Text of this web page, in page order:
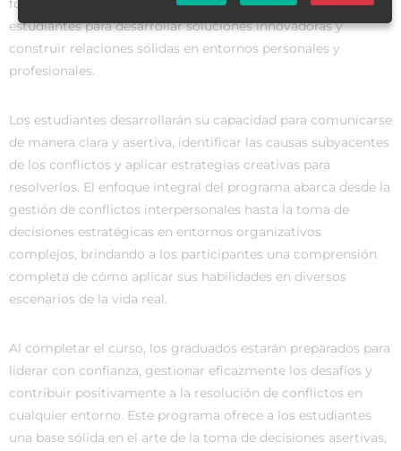
fomenta la autenticidad y la empatía, capacitando a los
estudiantes para desarrollar soluciones innovadoras y
construir relaciones sólidas en entornos personales y
profesionales.
Los estudiantes desarrollarán su capacidad para comunicarse
de manera clara y asertiva, identificar las causas subyacentes
de los conflictos y aplicar estrategias creativas para
resolverlos. El enfoque integral del programa abarca desde la
gestión de conflictos interpersonales hasta la toma de
decisiones estratégicas en entornos organizativos
complejos, brindando a los participantes una comprensión
completa de cómo aplicar sus habilidades en diversos
escenarios de la vida real.
Al completar el curso, los graduados estarán preparados para
liderar con confianza, gestionar eficazmente los desafíos y
contribuir positivamente a la resolución de conflictos en
cualquier entorno. Este programa ofrece a los estudiantes
una base sólida en el arte de la toma de decisiones asertivas,